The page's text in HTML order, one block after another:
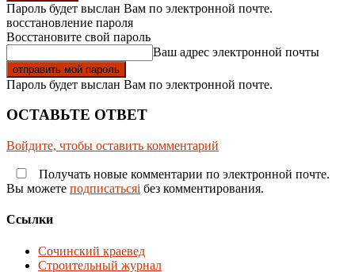
Пароль будет выслан Вам по электронной почте.
восстановление пароля
Восстановите свой пароль
Ваш адрес электронной почты
Пароль будет выслан Вам по электронной почте.
ОСТАВЬТЕ ОТВЕТ
Войдите, чтобы оставить комментарий
Получать новые комментарии по электронной почте.
Вы можете подписатьсяi без комментирования.
Ссылки
Сочинский краевед
Строительный журнал